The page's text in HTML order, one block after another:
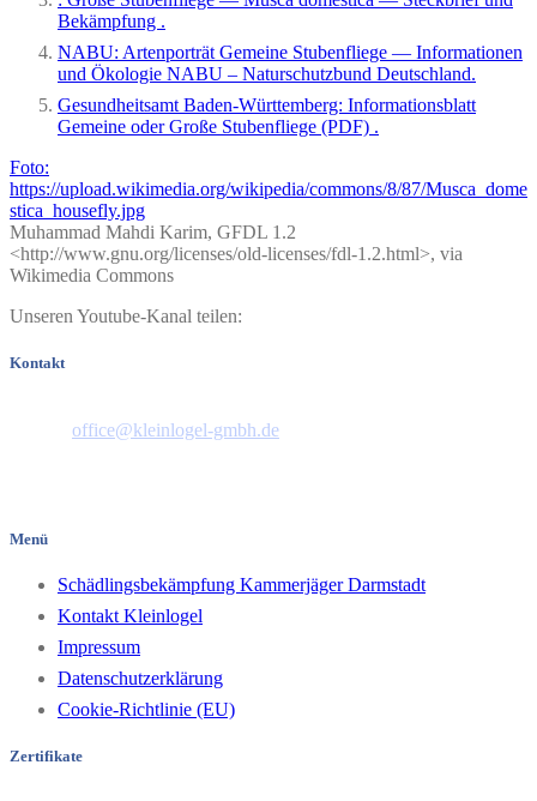
Bekämpfung .
NABU: Artenporträt Gemeine Stubenfliege — Informationen
und Ökologie NABU – Naturschutzbund Deutschland.
Gesundheitsamt Baden-Württemberg: Informationsblatt
Gemeine oder Große Stubenfliege (PDF) .
Foto:
https://upload.wikimedia.org/wikipedia/commons/8/87/Musca_dome
stica_housefly.jpg
Muhammad Mahdi Karim, GFDL 1.2
<http://www.gnu.org/licenses/old-licenses/fdl-1.2.html>, via
Wikimedia Commons
Unseren Youtube-Kanal teilen:
Kontakt
office@kleinlogel-gmbh.de
Menü
Schädlingsbekämpfung Kammerjäger Darmstadt
Kontakt Kleinlogel
Impressum
Datenschutzerklärung
Cookie-Richtlinie (EU)
Zertifikate